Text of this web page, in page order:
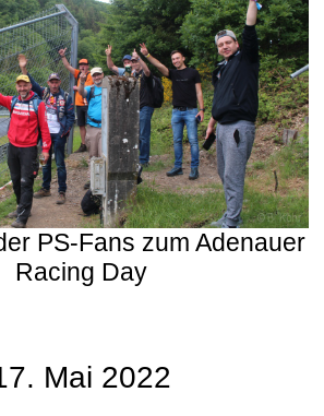
PS-Fans zum Adenauer
Racing Day
Mai 2022